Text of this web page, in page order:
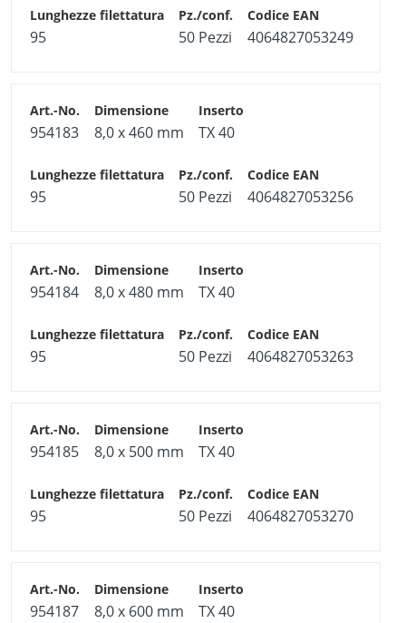
95 50 Pezzi 4064827053249
954183 8,0 x 460 mm TX 40
95 50 Pezzi 4064827053256
954184 8,0 x 480 mm TX 40
95 50 Pezzi 4064827053263
954185 8,0 x 500 mm TX 40
95 50 Pezzi 4064827053270
954187 8,0 x 600 mm TX 40